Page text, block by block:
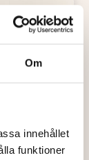
Om
innehållet
funktioner